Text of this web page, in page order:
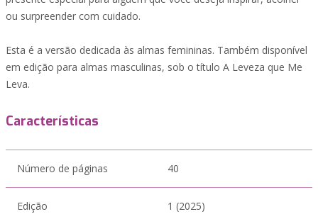
ou surpreender com cuidado.
Esta é a versão dedicada às almas femininas. Também disponível
em edição para almas masculinas, sob o título A Leveza que Me
Leva.
Características
Número de páginas 40
Edição 1 (2025)